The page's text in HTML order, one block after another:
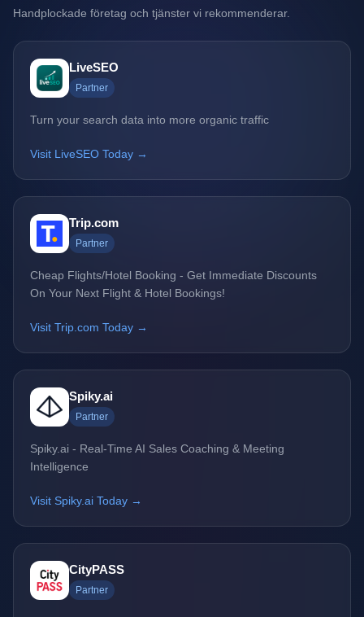
Handplockade företag och tjänster vi rekommenderar.
LiveSEO
Partner
Turn your search data into more organic traffic
Visit LiveSEO Today →
Trip.com
Partner
Cheap Flights/Hotel Booking - Get Immediate Discounts
On Your Next Flight & Hotel Bookings!
Visit Trip.com Today →
Spiky.ai
Partner
Spiky.ai - Real-Time AI Sales Coaching & Meeting
Intelligence
Visit Spiky.ai Today →
CityPASS
Partner